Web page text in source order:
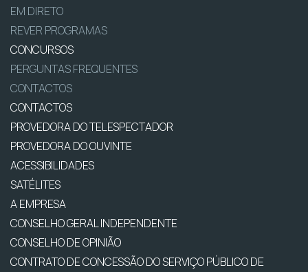
EM DIRETO
REVER PROGRAMAS
CONCURSOS
PERGUNTAS FREQUENTES
CONTACTOS
CONTACTOS
PROVEDORA DO TELESPECTADOR
PROVEDORA DO OUVINTE
ACESSIBILIDADES
SATÉLITES
A EMPRESA
CONSELHO GERAL INDEPENDENTE
CONSELHO DE OPINIÃO
CONTRATO DE CONCESSÃO DO SERVIÇO PÚBLICO DE